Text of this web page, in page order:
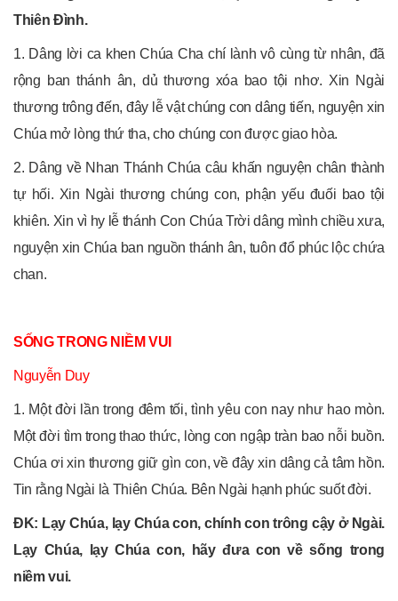
Thiên Đình.
1. Dâng lời ca khen Chúa Cha chí lành vô cùng từ nhân, đã
rộng ban thánh ân, dủ thương xóa bao tội nhơ. Xin Ngài
thương trông đến, đây lễ vật chúng con dâng tiến, nguyện xin
Chúa mở lòng thứ tha, cho chúng con được giao hòa.
2. Dâng về Nhan Thánh Chúa câu khấn nguyện chân thành
tự hối. Xin Ngài thương chúng con, phận yếu đuối bao tội
khiên. Xin vì hy lễ thánh Con Chúa Trời dâng mình chiều xưa,
nguyện xin Chúa ban nguồn thánh ân, tuôn đổ phúc lộc chứa
chan.
SỐNG TRONG NIỀM VUI
Nguyễn Duy
1. Một đời lần trong đêm tối, tình yêu con nay như hao mòn.
Một đời tìm trong thao thức, lòng con ngập tràn bao nỗi buồn.
Chúa ơi xin thương giữ gìn con, về đây xin dâng cả tâm hồn.
Tin rằng Ngài là Thiên Chúa. Bên Ngài hạnh phúc suốt đời.
ĐK: Lạy Chúa, lạy Chúa con, chính con trông cậy ở Ngài.
Lạy Chúa, lạy Chúa con, hãy đưa con về sống trong
niềm vui.